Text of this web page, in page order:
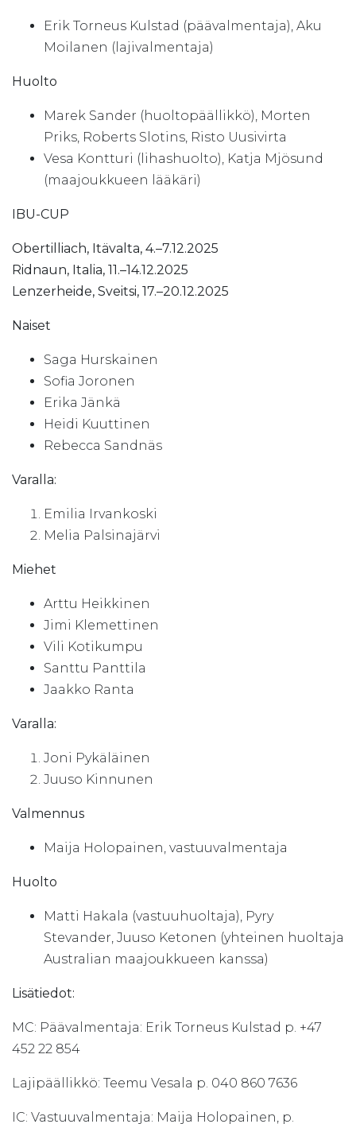
Erik Torneus Kulstad (päävalmentaja), Aku
Moilanen (lajivalmentaja)
Huolto
Marek Sander (huoltopäällikkö), Morten
Priks, Roberts Slotins, Risto Uusivirta
Vesa Kontturi (lihashuolto), Katja Mjösund
(maajoukkueen lääkäri)
IBU-CUP
Obertilliach, Itävalta, 4.–7.12.2025
Ridnaun, Italia, 11.–14.12.2025
Lenzerheide, Sveitsi, 17.–20.12.2025
Naiset
Saga Hurskainen
Sofia Joronen
Erika Jänkä
Heidi Kuuttinen
Rebecca Sandnäs
Varalla:
Emilia Irvankoski
Melia Palsinajärvi
Miehet
Arttu Heikkinen
Jimi Klemettinen
Vili Kotikumpu
Santtu Panttila
Jaakko Ranta
Varalla:
Joni Pykäläinen
Juuso Kinnunen
Valmennus
Maija Holopainen, vastuuvalmentaja
Huolto
Matti Hakala (vastuuhuoltaja), Pyry
Stevander, Juuso Ketonen (yhteinen huoltaja
Australian maajoukkueen kanssa)
Lisätiedot:
MC: Päävalmentaja: Erik Torneus Kulstad p. +47
452 22 854
Lajipäällikkö: Teemu Vesala p. 040 860 7636
IC: Vastuuvalmentaja: Maija Holopainen, p.